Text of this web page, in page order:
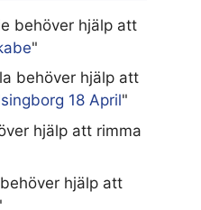
behöver hjälp att
"
behöver hjälp att
18 April"
hjälp att rimma
hjälp att